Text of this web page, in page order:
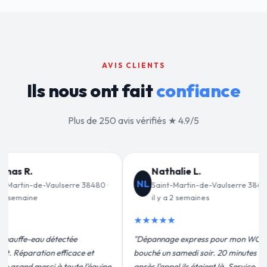
AVIS CLIENTS
Ils nous ont faitconfiance
Plus de 250 avis vérifiés ★ 4.9/5
L.
de-Vaulserre 38480 ·
pour mon WC
soir. 20 minutes
Jean-François C.
Saint-Martin-de-Vaulserre 38480 ·
il y a 3 semaines
★★★★★
"Remplacement de mon chauffe-eau en
moins de 2h. Équipe très pro, devis